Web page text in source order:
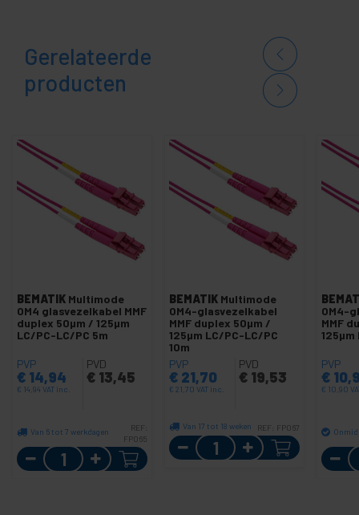
Gerelateerde
producten
BEMATIK Multimode
OM4 glasvezelkabel MMF
duplex 50µm / 125µm
LC/PC-LC/PC 5m
PVP
€ 14,94
€ 14,94 VAT inc.
PVD
€13,45
Van 6 tot 7 werkdagen
REF:
FP065
Aantal
BEMATIK Multimode
OM4-glasvezelkabel
MMF duplex 50µm /
125µm LC/PC-LC/PC
10m
PVP
€ 21,70
€ 21,70 VAT inc.
PVD
€19,53
Van 17 tot 18 weken REF: FP067
Aantal
OM4-
MMF
PVP
€
€ 10,90